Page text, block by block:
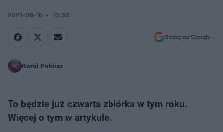
2021-08-16 10:35
Dodaj do Google
Karol Pakosz
To będzie już czwarta zbiórka w tym roku.
Więcej o tym w artykule.